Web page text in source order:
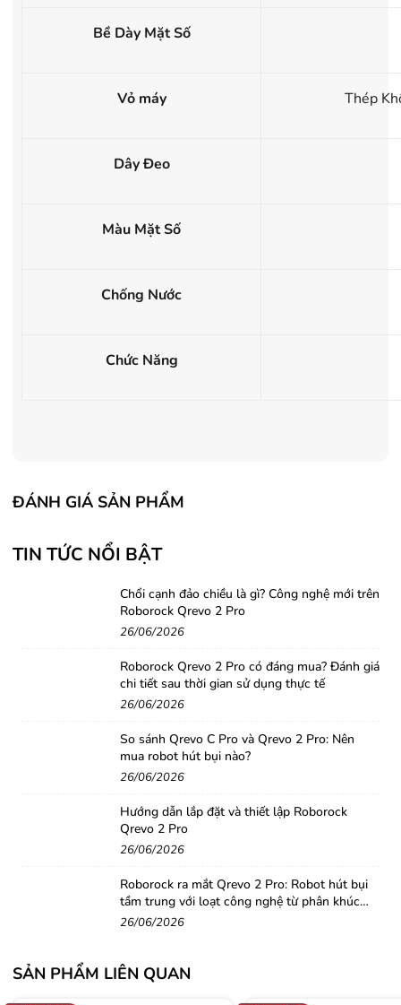
Bề Dày Mặt Số
Vỏ máy Thép
Dây Đeo
Màu Mặt Số
Chống Nước
Chức Năng
ĐÁNH GIÁ SẢN PHẨM
TIN TỨC NỔI BẬT
Chổi cạnh đảo chiều là gì? Công nghệ mới trên
Roborock Qrevo 2 Pro
26/06/2026
Roborock Qrevo 2 Pro có đáng mua? Đánh giá
chi tiết sau thời gian sử dụng thực tế
26/06/2026
So sánh Qrevo C Pro và Qrevo 2 Pro: Nên
mua robot hút bụi nào?
26/06/2026
Hướng dẫn lắp đặt và thiết lập Roborock
Qrevo 2 Pro
26/06/2026
Roborock ra mắt Qrevo 2 Pro: Robot hút bụi
tầm trung với loạt công nghệ từ phân khúc
cao cấp
26/06/2026
SẢN PHẨM LIÊN QUAN